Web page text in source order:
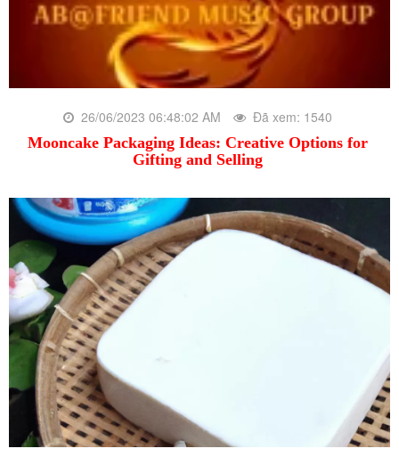
26/06/2023 06:48:02 AM Đã xem: 1540
Mooncake Packaging Ideas: Creative Options for
Gifting and Selling